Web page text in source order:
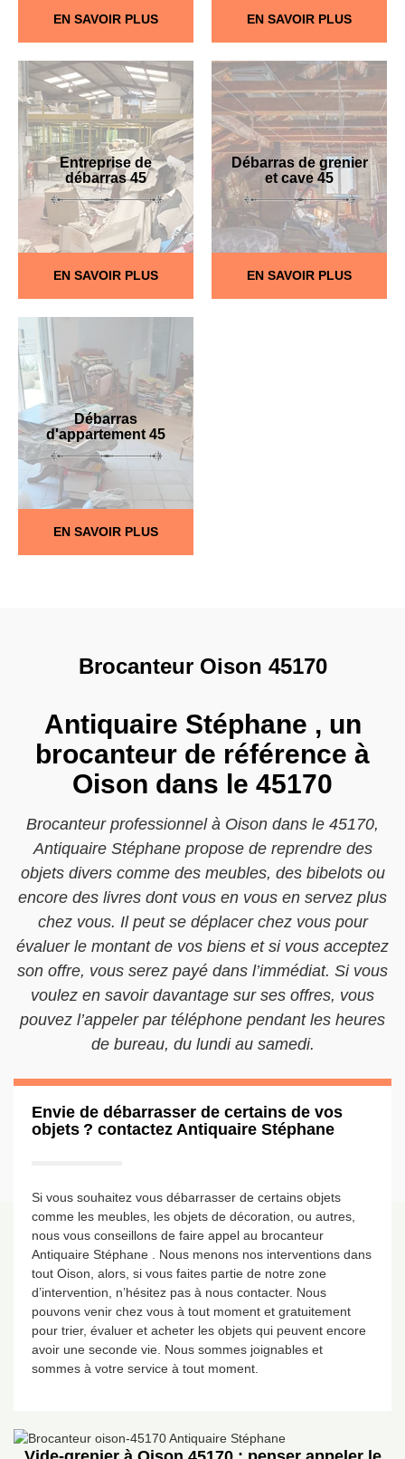
EN SAVOIR PLUS EN SAVOIR PLUS
Entreprise de
débarras 45
EN SAVOIR PLUS
Débarras de grenier
et cave 45
EN SAVOIR PLUS
Débarras
d'appartement 45
EN SAVOIR PLUS
Brocanteur Oison 45170
Antiquaire Stéphane , un
brocanteur de référence à
Oison dans le 45170
Brocanteur professionnel à Oison dans le 45170,
Antiquaire Stéphane propose de reprendre des
objets divers comme des meubles, des bibelots ou
encore des livres dont vous en vous en servez plus
chez vous. Il peut se déplacer chez vous pour
évaluer le montant de vos biens et si vous acceptez
son offre, vous serez payé dans l’immédiat. Si vous
voulez en savoir davantage sur ses offres, vous
pouvez l’appeler par téléphone pendant les heures
de bureau, du lundi au samedi.
Envie de débarrasser de certains de vos
objets ? contactez Antiquaire Stéphane
Si vous souhaitez vous débarrasser de certains objets
comme les meubles, les objets de décoration, ou autres,
nous vous conseillons de faire appel au brocanteur
Antiquaire Stéphane . Nous menons nos interventions dans
tout Oison, alors, si vous faites partie de notre zone
d’intervention, n’hésitez pas à nous contacter. Nous
pouvons venir chez vous à tout moment et gratuitement
pour trier, évaluer et acheter les objets qui peuvent encore
avoir une seconde vie. Nous sommes joignables et
sommes à votre service à tout moment.